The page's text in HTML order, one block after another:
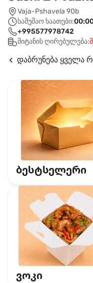
Vaja-Pshavela 90b
სამუშაო საათები:
+995577978742
მიტანის ღირებულება:
დაბრუნება ყველა
ბესტსელერი
ვოკი